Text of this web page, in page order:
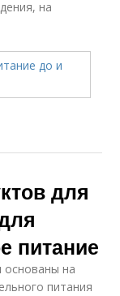
на
для
питание
на
питания